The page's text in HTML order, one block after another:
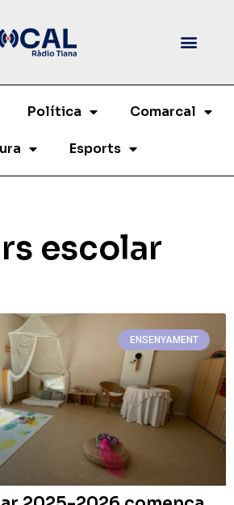
Política Comarcal
Esports
escolar
ENSENYAMENT